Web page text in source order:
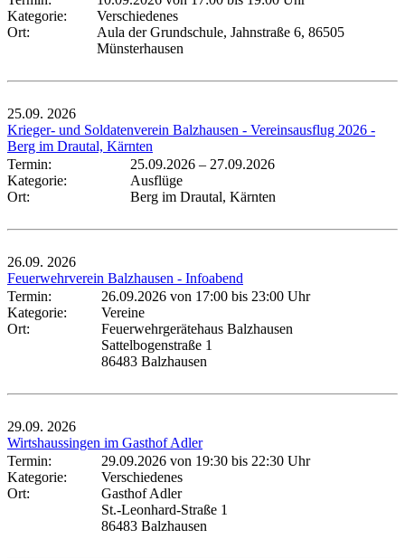
Kategorie:
Verschiedenes
Ort:
Aula der Grundschule, Jahnstraße 6, 86505
Münsterhausen
25.09. 2026
Krieger- und Soldatenverein Balzhausen - Vereinsausflug 2026 -
Berg im Drautal, Kärnten
Termin:
25.09.2026 – 27.09.2026
Kategorie:
Ausflüge
Ort:
Berg im Drautal, Kärnten
26.09. 2026
Feuerwehrverein Balzhausen - Infoabend
Termin:
26.09.2026 von 17:00 bis 23:00 Uhr
Kategorie:
Vereine
Ort:
Feuerwehrgerätehaus Balzhausen
Sattelbogenstraße 1
86483 Balzhausen
29.09. 2026
Wirtshaussingen im Gasthof Adler
Termin:
29.09.2026 von 19:30 bis 22:30 Uhr
Kategorie:
Verschiedenes
Ort:
Gasthof Adler
St.-Leonhard-Straße 1
86483 Balzhausen